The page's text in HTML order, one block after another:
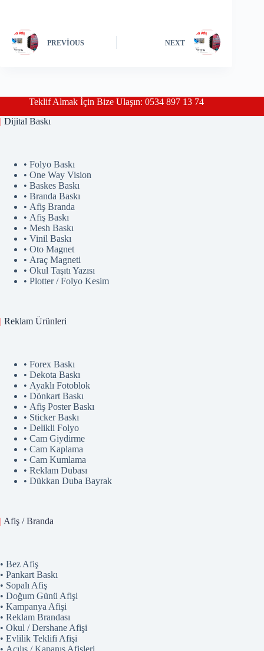
PREVIOUS NEXT
Teklif Almak İçin Bize Ulaşın: 0534 897 13 74
| Dijital Baskı
• Folyo Baskı
• One Way Vision
• Baskes Baskı
• Branda Baskı
• Afiş Branda
• Afiş Baskı
• Mesh Baskı
• Vinil Baskı
• Oto Magnet
• Araç Magneti
• Okul Taşıtı Yazısı
• Plotter / Folyo Kesim
| Reklam Ürünleri
• Forex Baskı
• Dekota Baskı
• Ayaklı Fotoblok
• Dönkart Baskı
• Afiş Poster Baskı
• Sticker Baskı
• Delikli Folyo
• Cam Giydirme
• Cam Kaplama
• Cam Kumlama
• Reklam Dubası
• Dükkan Duba Bayrak
| Afiş / Branda
• Bez Afiş
• Pankart Baskı
• Sopalı Afiş
• Doğum Günü Afişi
• Kampanya Afişi
• Reklam Brandası
• Okul / Dershane Afişi
• Evlilik Teklifi Afişi
• Açılış / Kapanış Afişleri